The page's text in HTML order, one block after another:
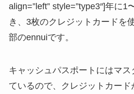
align=”left” style=”type3″]年に1
き、3枚のクレジットカードを
部のennuiです。
キャッシュパスポートにはマ
ているので、クレジットカード